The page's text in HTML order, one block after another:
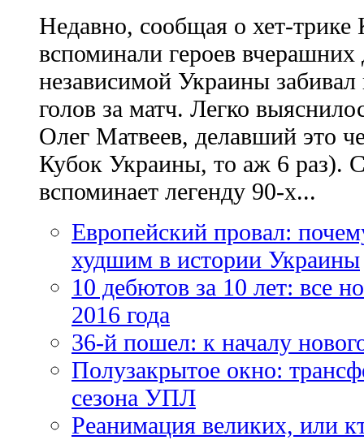
Недавно, сообщая о хет-
вспоминали героев
независимой Украины
голов за матч. Легко
Олег Матвеев, делавший это
Кубок Украины, то аж 6 раз).
вспоминает легенду 90-х...
Европейский провал:
худшим в истории Украины
10 дебютов за 10 лет: все
2016 года
36-й пошел: к началу
Полузакрытое окно:
сезона УПЛ
Реанимация великих, или